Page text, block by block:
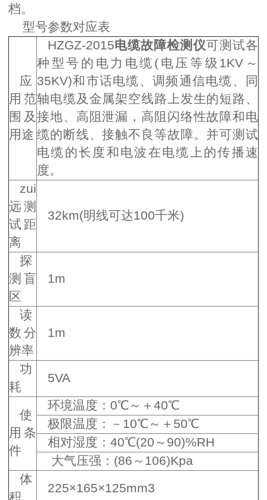
档。
型号参数对应表
应
用范
围及
用途
HZGZ-2015电缆故障检测仪可测试各
种型号的电力电缆(电压等级1KV～
35KV)和市话电缆、调频通信电缆、同
轴电缆及金属架空线路上发生的短路、
接地、高阻泄漏，高阻闪络性故障和电
缆的断线、接触不良等故障。并可测试
电缆的长度和电波在电缆上的传播速
度。
zui
远测
试距
离
32km(明线可达100千米)
探
测盲
区
1m
读
数分
辨率
1m
功
耗
5VA
使
用条
件
环境温度：0℃～＋40℃
极限温度：－10℃～＋50℃
相对湿度：40℃(20～90)%RH
大气压强：(86～106)Kpa
体
积
225×165×125mm3